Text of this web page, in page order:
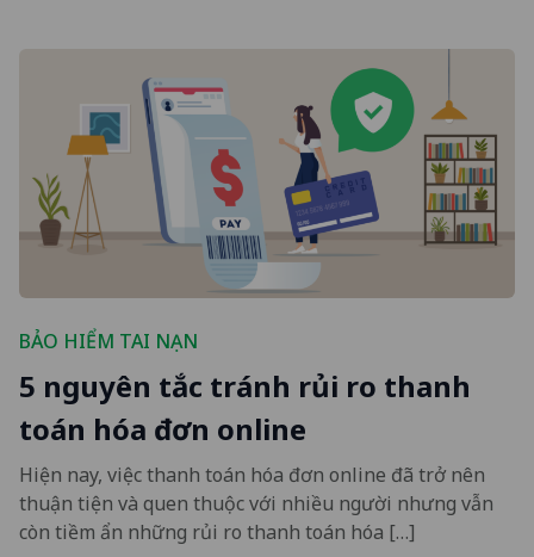
BẢO HIỂM TAI NẠN
5 nguyên tắc tránh rủi ro thanh
toán hóa đơn online
Hiện nay, việc thanh toán hóa đơn online đã trở nên
thuận tiện và quen thuộc với nhiều người nhưng vẫn
còn tiềm ẩn những rủi ro thanh toán hóa […]